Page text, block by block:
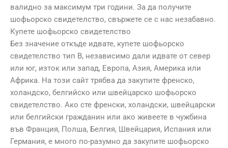
валидно за максимум три години. За да получите
шофьорско свидетелство, свържете се с нас незабавно.
Купете шофьорско свидетелство
Без значение откъде идвате, купете шофьорско
свидетелство тип B, независимо дали идвате от север
или юг, изток или запад, Европа, Азия, Америка или
Африка. На този сайт трябва да закупите френско,
холандско, белгийско или швейцарско шофьорско
свидетелство. Ако сте френски, холандски, швейцарски
или белгийски гражданин или ако живеете в чужбина
във Франция, Полша, Белгия, Швейцария, Испания или
Германия, е много по-разумно да закупите шофьорско